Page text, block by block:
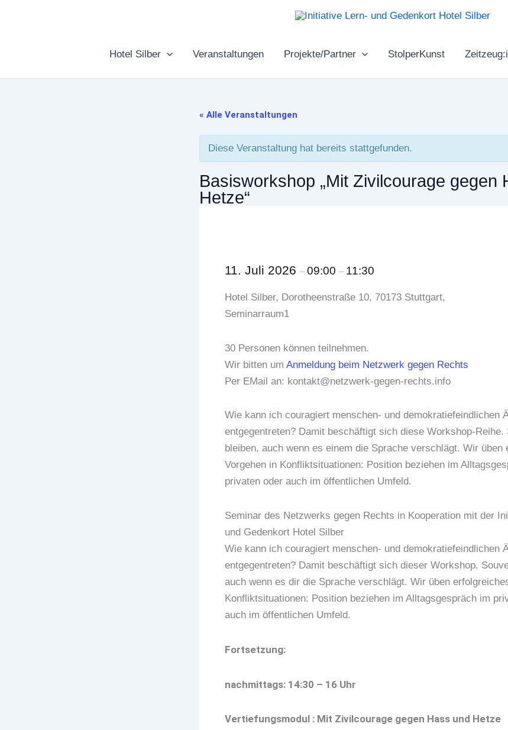
Hotel Silber
Veranstaltungen Projekte/Partner StolperKunst
« Alle Veranstaltungen
Diese Veranstaltung hat bereits stattgefunden.
Basisworkshop „Mit Zivilcourage gegen
Hetze“
11. Juli 2026 – 09:00 – 11:30
Hotel Silber, Dorotheenstraße 10, 70173 Stuttgart,
Seminarraum1
30 Personen können teilnehmen.
Wir bitten um Anmeldung beim Netzwerk gegen Rechts
Per EMail an: kontakt@netzwerk-gegen-rechts.info
Wie kann ich couragiert menschen- und demokratiefeindlichen
entgegentreten? Damit beschäftigt sich diese Workshop-Reihe.
bleiben, auch wenn es einem die Sprache verschlägt. Wir üben
Vorgehen in Konfliktsituationen: Position beziehen im
privaten oder auch im öffentlichen Umfeld.
Seminar des Netzwerks gegen Rechts in Kooperation mit der
und Gedenkort Hotel Silber
Wie kann ich couragiert menschen- und demokratiefeindlichen
entgegentreten? Damit beschäftigt sich dieser Workshop.
auch wenn es dir die Sprache verschlägt. Wir üben
Konfliktsituationen: Position beziehen im Alltagsgespräch im
auch im öffentlichen Umfeld.
Fortsetzung:
nachmittags: 14:30 – 16 Uhr
Vertiefungsmodul : Mit Zivilcourage gegen Hass und Hetze